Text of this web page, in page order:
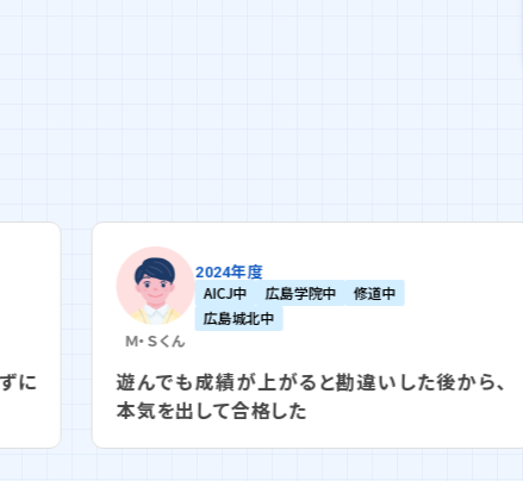
2024年度
広島学院中
修道中
広島城北中
遊んでも成績が上がると勘違いした後から、
本気を出して合格した
友達